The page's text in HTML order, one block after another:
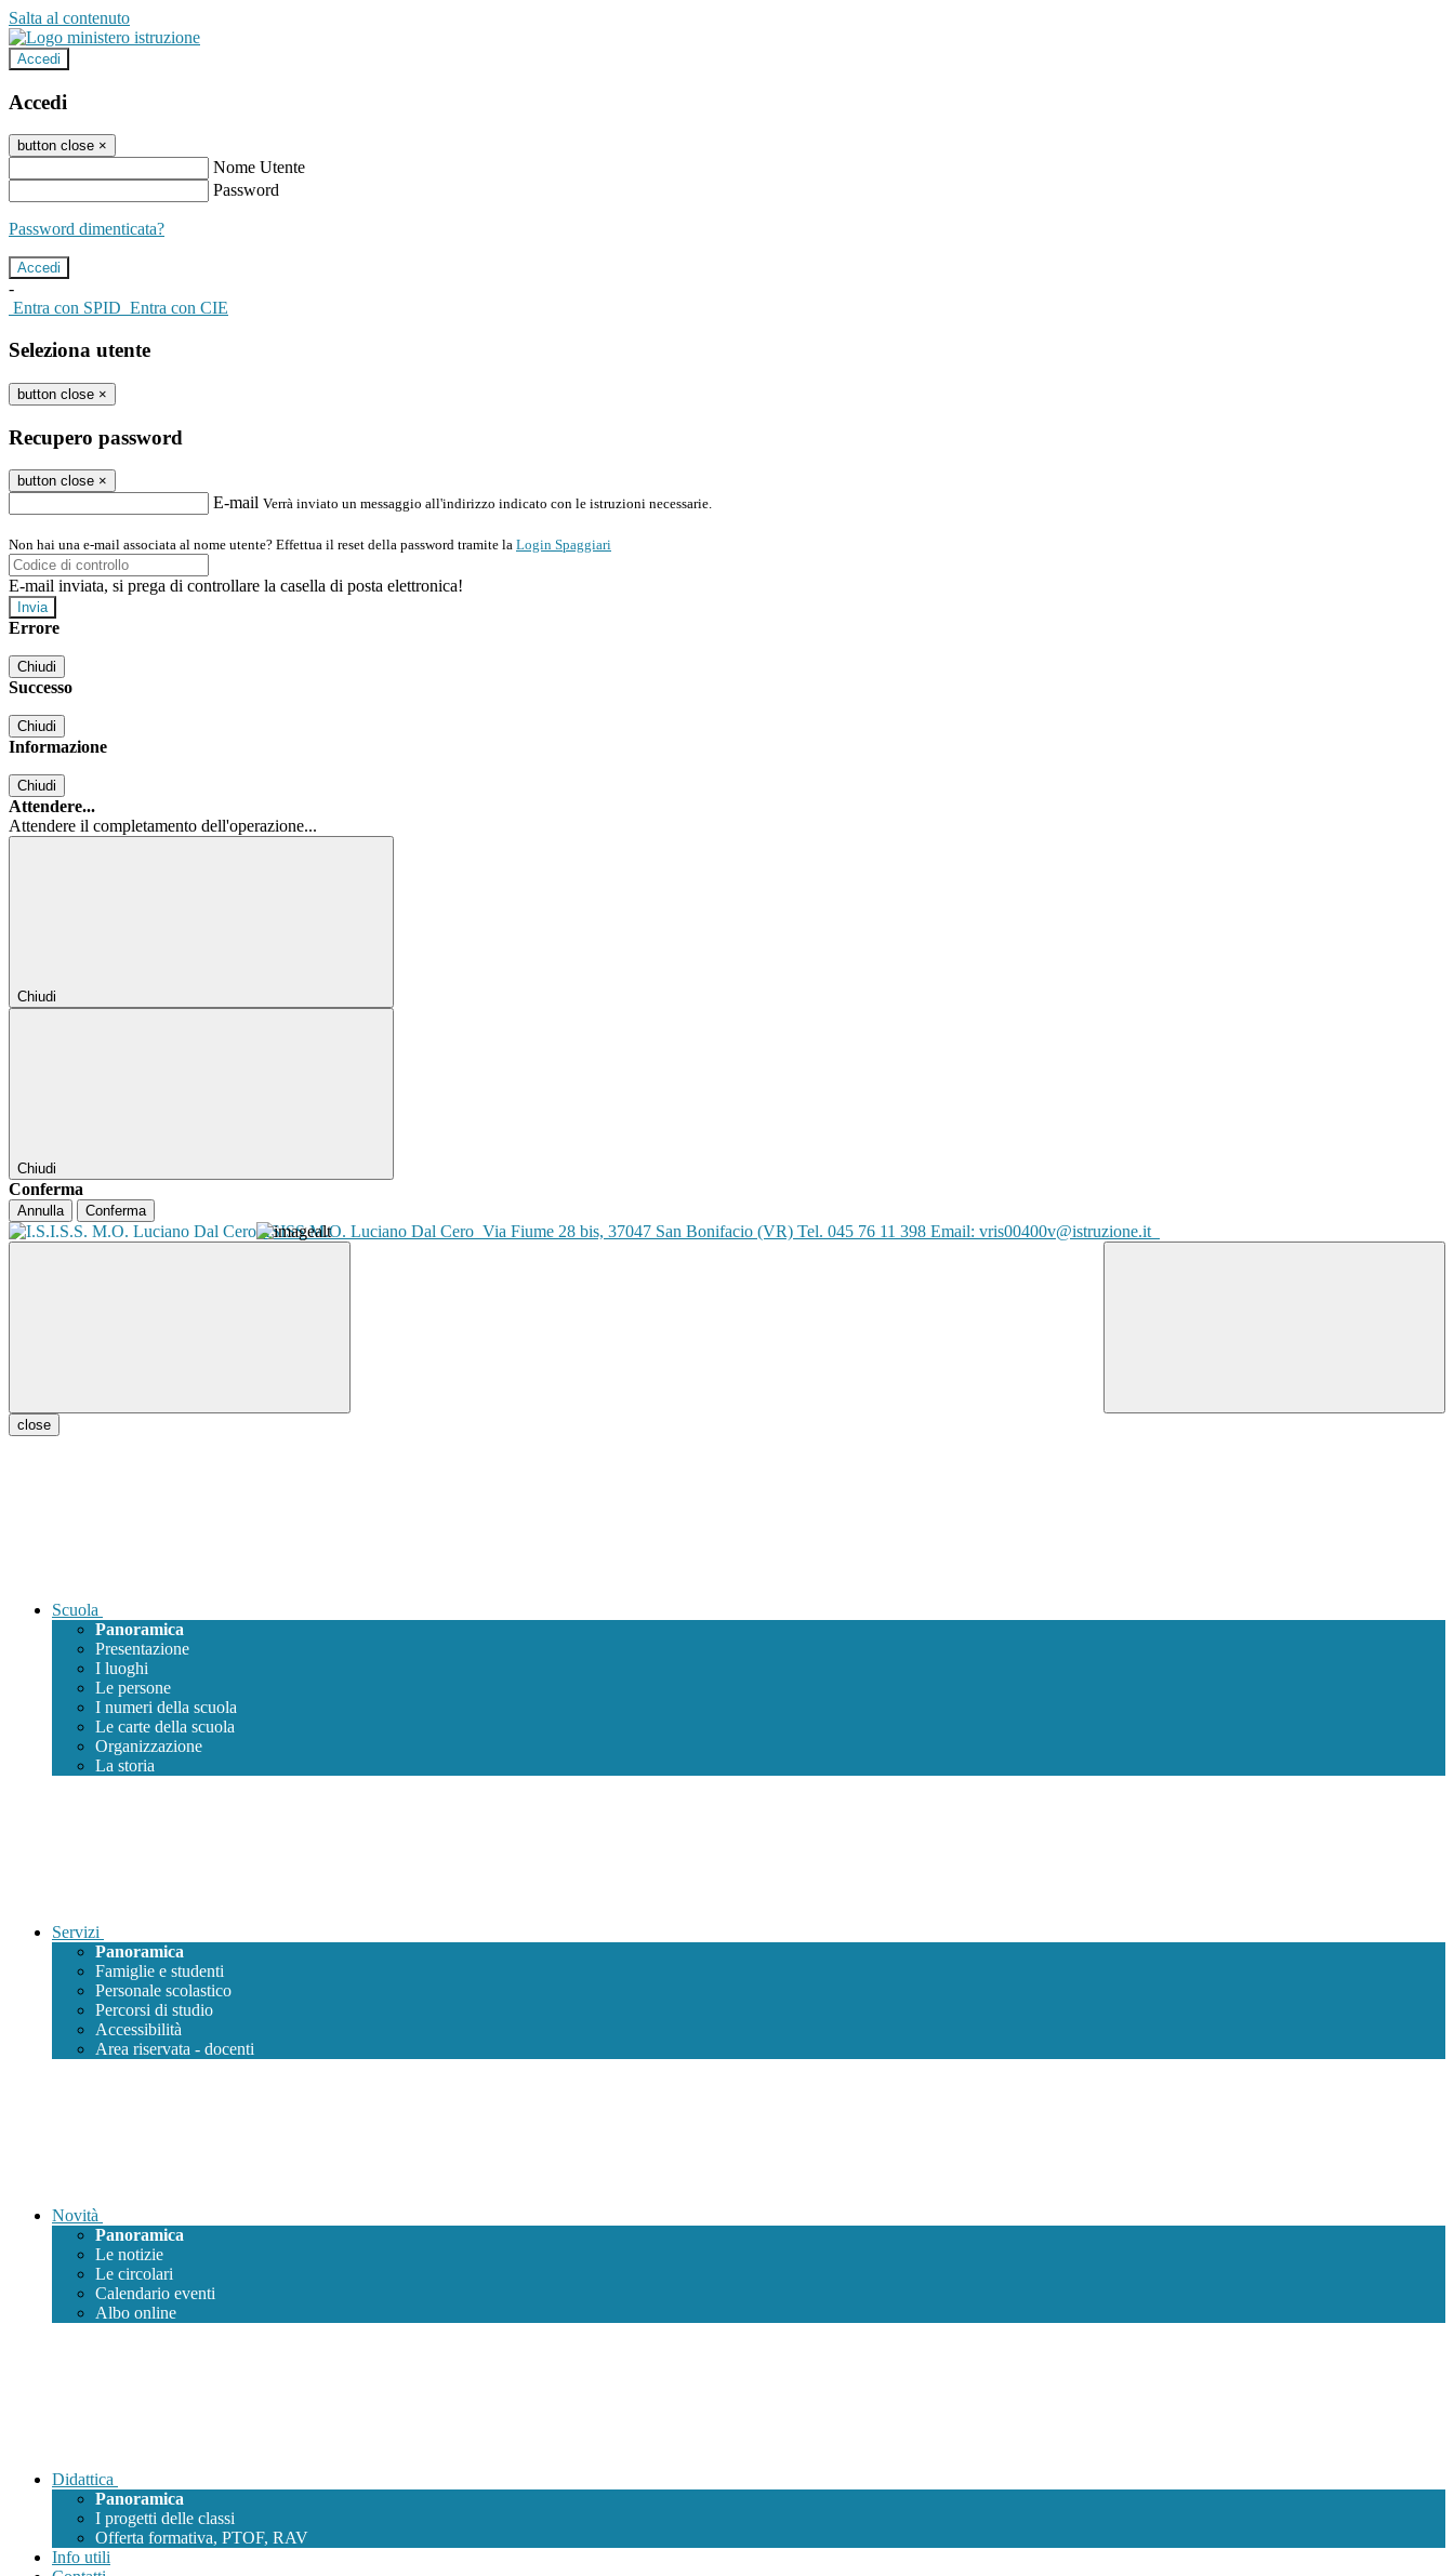
Salta al contenuto
Accedi
Accedi
button close ×
Nome Utente
Password
Password dimenticata?
-
Entra con SPID Entra con CIE
Seleziona utente
button close ×
Recupero password
button close ×
E-mail Verrà inviato un messaggio all'indirizzo indicato con le istruzioni necessarie.
Non hai una e-mail associata al nome utente? Effettua il reset della password tramite la Login Spaggiari
E-mail inviata, si prega di controllare la casella di posta elettronica!
Errore
Chiudi
Successo
Chiudi
Informazione
Chiudi
Attendere...
Attendere il completamento dell'operazione...
Chiudi
Chiudi
Conferma
Annulla Conferma
ISISS M.O. Luciano Dal Cero Via Fiume 28 bis, 37047 San Bonifacio (VR) Tel. 045 76 11 398 Email: vris00400v@istruzione.it
close
Scuola
Panoramica
Presentazione
I luoghi
Le persone
I numeri della scuola
Le carte della scuola
Organizzazione
La storia
Servizi
Panoramica
Famiglie e studenti
Personale scolastico
Percorsi di studio
Accessibilità
Area riservata - docenti
Novità
Panoramica
Le notizie
Le circolari
Calendario eventi
Albo online
Didattica
Panoramica
I progetti delle classi
Offerta formativa, PTOF, RAV
Info utili